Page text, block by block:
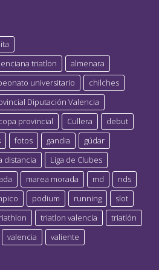
triatlon
almenara
universitario
chilches
Diputación Valencia
provincial Cullera
debut
fotos gandia
gúdar
distancia
Liga de Clubes
marea morada md
nds
podium running
slot
triatlon valencia
triatlón
valencia
valiente